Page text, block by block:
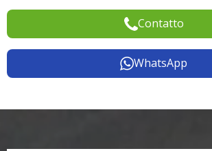
Contatto
WhatsApp